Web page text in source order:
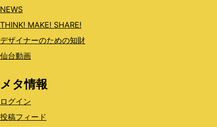
NEWS
THINK! MAKE! SHARE!
デザイナーのための知財
仙台動画
メタ情報
ログイン
投稿フィード